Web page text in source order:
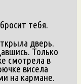
тебя.
дверь.
Только
смотрела в
висела
на кармане.